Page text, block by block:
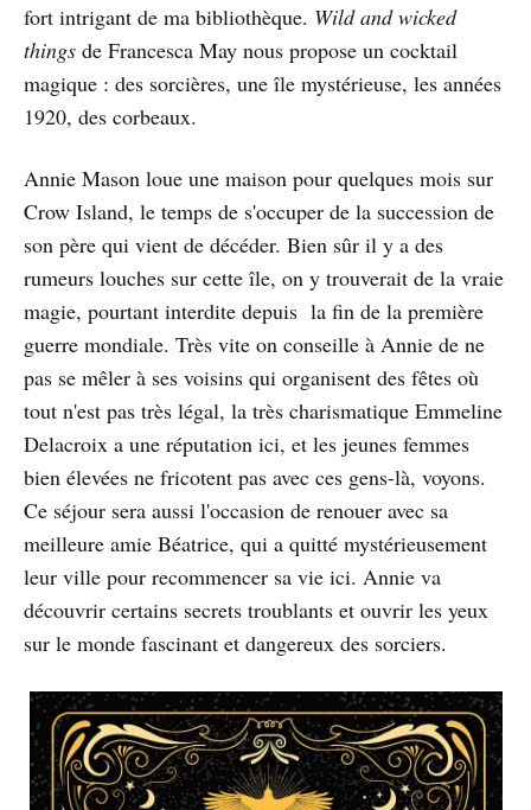
fort intrigant de ma bibliothèque. Wild and wicked
things de Francesca May nous propose un cocktail
magique : des sorcières, une île mystérieuse, les années
1920, des corbeaux.
Annie Mason loue une maison pour quelques mois sur
Crow Island, le temps de s'occuper de la succession de
son père qui vient de décéder. Bien sûr il y a des
rumeurs louches sur cette île, on y trouverait de la vraie
magie, pourtant interdite depuis la fin de la première
guerre mondiale. Très vite on conseille à Annie de ne
pas se mêler à ses voisins qui organisent des fêtes où
tout n'est pas très légal, la très charismatique Emmeline
Delacroix a une réputation ici, et les jeunes femmes
bien élevées ne fricotent pas avec ces gens-là, voyons.
Ce séjour sera aussi l'occasion de renouer avec sa
meilleure amie Béatrice, qui a quitté mystérieusement
leur ville pour recommencer sa vie ici. Annie va
découvrir certains secrets troublants et ouvrir les yeux
sur le monde fascinant et dangereux des sorciers.